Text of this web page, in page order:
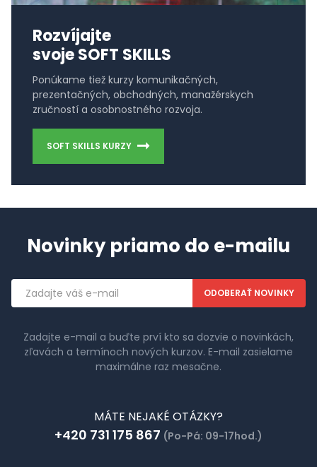
Rozvíjajte
svoje SOFT SKILLS
Ponúkame tiež kurzy komunikačných,
prezentačných, obchodných, manažérskych
zručností a osobnostného rozvoja.
SOFT SKILLS KURZY
Novinky priamo do e-mailu
Emailová
adresa
Zadajte e-mail a buďte prví kto sa dozvie o novinkách,
zľavách a termínoch nových kurzov. E-mail zasielame
maximálne raz mesačne.
MÁTE NEJAKÉ OTÁZKY?
+420 731 175 867 (Po-Pá: 09-17hod.)